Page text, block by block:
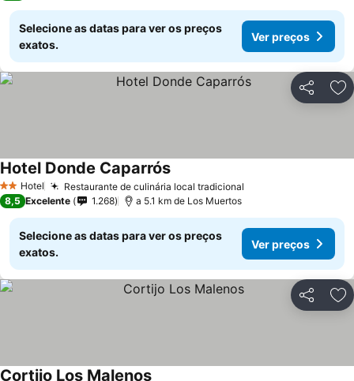
Selecione as datas para ver os preços
exatos.
Ver preços
Partilhar
2 Estrelas
Hotel Restaurante de culinária local tradicional
Hotel Donde Caparrós
8,5 Excelente 1.268 a 5.1 km de Los Muertos
Selecione as datas para ver os preços
exatos.
Ver preços
Partilhar
Cortijo Los Malenos